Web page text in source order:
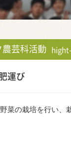
芸科活動
運び
菜の栽培を行い、